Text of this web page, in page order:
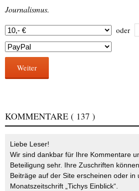
Journalismus.
oder
Weiter
KOMMENTARE ( 137 )
Liebe Leser!
Wir sind dankbar für Ihre Kommentare
Beteiligung sehr. Ihre Zuschriften
Beiträge auf der Site erscheinen oder in
Monatszeitschrift „Tichys Einblick“.